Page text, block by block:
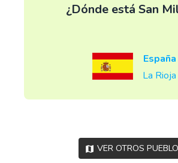
¿Dónde está San
España
La Rioja
Ver otros